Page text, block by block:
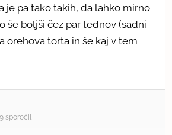
je pa tako takih, da lahko mirno
še boljši čez par tednov (sadni
orehova torta in še kaj v tem
sporočil